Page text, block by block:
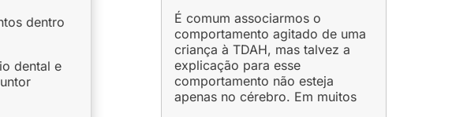
dentro
dental e
É comum associarmos o
comportamento agitado de uma
criança à TDAH, mas talvez a
explicação para esse
comportamento não esteja
apenas no cérebro. Em muitos